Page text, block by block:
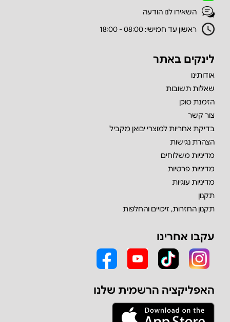
השאירו לנו הודעה
ראשון עד חמישי: 08:00 - 18:00
לינקים באתר
אודותינו
שאלות תשובות
הזמנת סוכן
צור קשר
בדיקת אחריות למוצרי יבואן מקביל
הצהרת נגישות
מדיניות משלוחים
מדיניות פרטיות
מדיניות עוגיות
תקנון
תקנון החזרות, זיכויים והחלפות
עקבו אחרינו
האפליקציה הרשמית שלנו